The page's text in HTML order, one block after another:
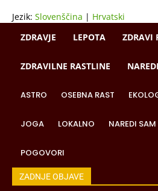
Jezik: Slovenščina | Hrvatski
ZDRAVJE
LEPOTA ZDRAVI
ZDRAVILNE RASTLINE
ASTRO OSEBNA RAST
JOGA LOKALNO NAREDI SAM
POGOVORI
ZADNJE OBJAVE